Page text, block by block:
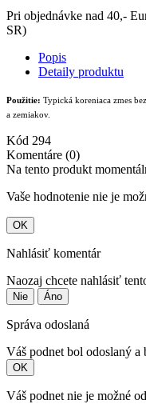
Pri objednávke nad 40,-
SR)
Popis
Detaily produktu
Použitie: Typická koreniaca zmes
a zemiakov.
Kód 294
Komentáre (0)
Na tento produkt
Vaše hodnotenie nie je
OK
Nahlásiť komentár
Naozaj chcete nahlásiť
Nie Áno
Správa odoslaná
Váš podnet bol odoslaný a
OK
Váš podnet nie je možné